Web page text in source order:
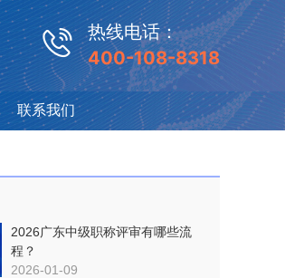
热线电话：
400-108-8318
联系我们
2026广东中级职称评审有哪些流
程？
2026-01-09